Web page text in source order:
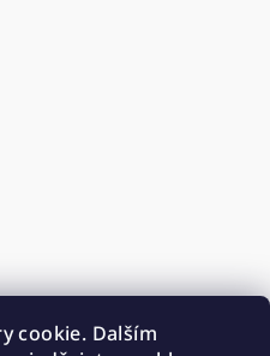
cookie. Dalším